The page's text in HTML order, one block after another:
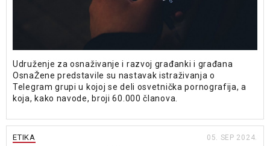
Udruženje za osnaživanje i razvoj građanki i građana
OsnaŽene predstavile su nastavak istraživanja o
Telegram grupi u kojoj se deli osvetnička pornografija, a
koja, kako navode, broji 60.000 članova.
ETIKA 05. SEP 2024.